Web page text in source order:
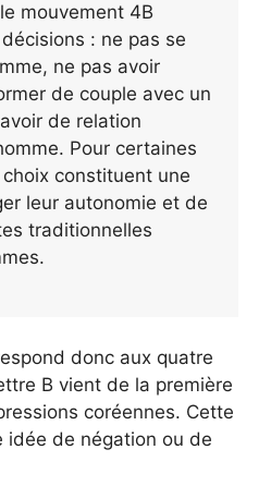
le mouvement 4B
: ne pas se
ne pas avoir
de couple avec un
de relation
Pour certaines
constituent une
leur autonomie et de
traditionnelles
donc aux quatre
B vient de la première
coréennes. Cette
idée de négation ou de